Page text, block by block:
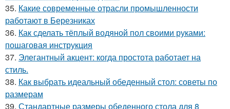
35. Какие современные отрасли промышленности
работают в Березниках
36. Как сделать тёплый водяной пол своими руками:
пошаговая инструкция
37. Элегантный акцент: когда простота работает на
стиль.
38. Как выбрать идеальный обеденный стол: советы по
размерам
39. Стандартные размеры обеденного стола для 8